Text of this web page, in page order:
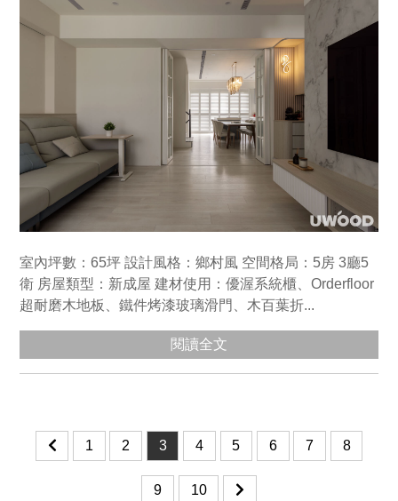
室內坪數：65坪 設計風格：鄉村風 空間格局：5房 3廳5
衛 房屋類型：新成屋 建材使用：優渥系統櫃、Orderfloor
超耐磨木地板、鐵件烤漆玻璃滑門、木百葉折...
閱讀全文
1 2 3 4 5 6 7 8
9 10